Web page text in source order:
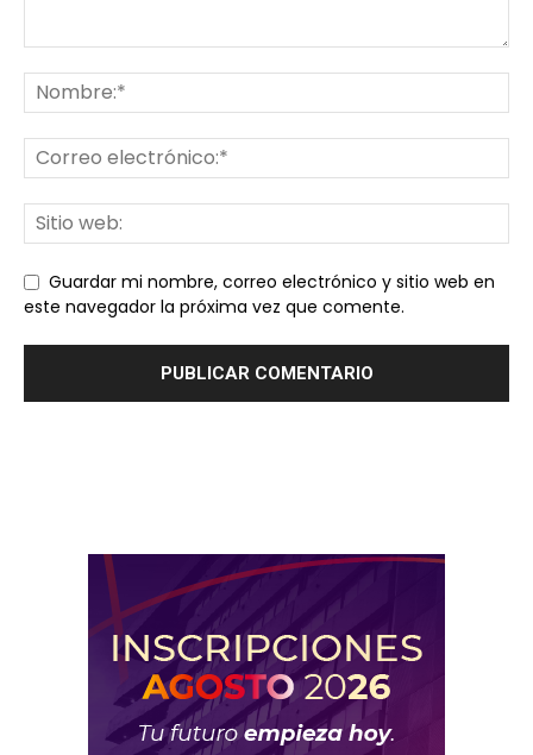
Guardar mi nombre, correo electrónico y sitio web en
este navegador la próxima vez que comente.